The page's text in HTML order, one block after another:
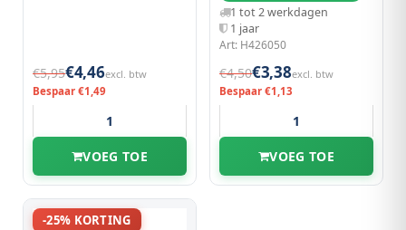
€5,95€4,46excl. btw
Bespaar €1,49
VOEG TOE
1 tot 2 werkdagen
1 jaar
Art: H426050
€4,50€3,38excl. btw
Bespaar €1,13
VOEG TOE
-25% KORTING